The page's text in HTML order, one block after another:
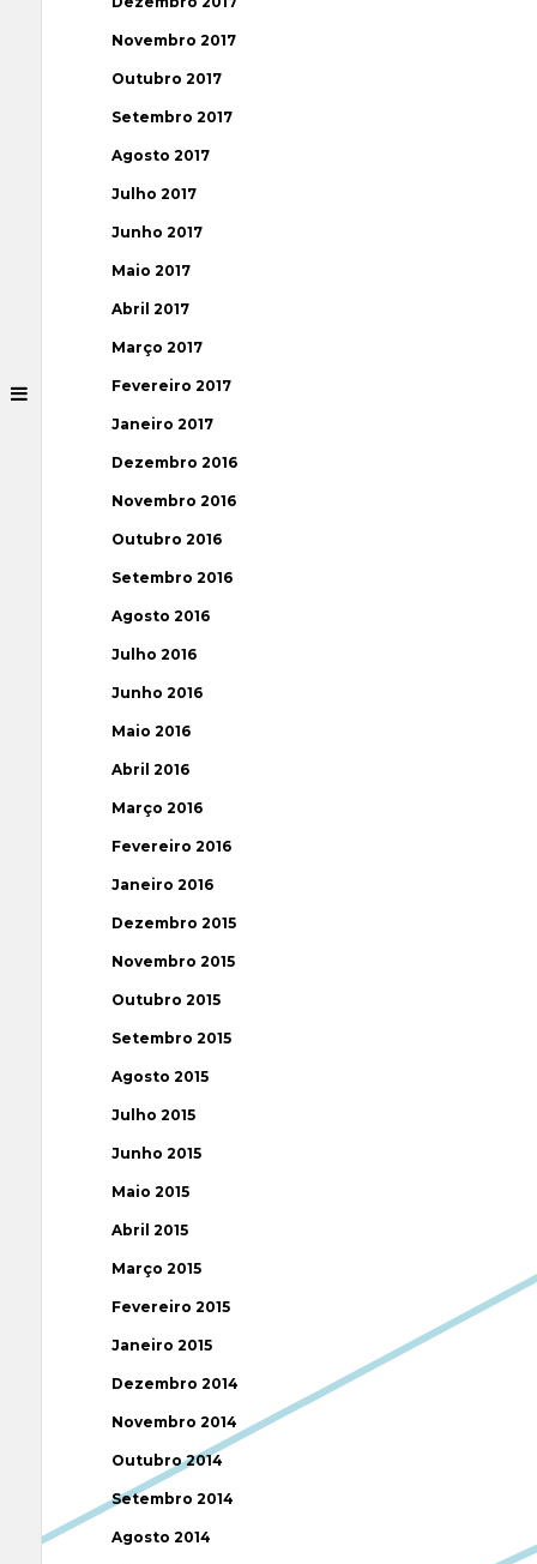
Novembro 2017
Outubro 2017
Setembro 2017
Agosto 2017
Julho 2017
Junho 2017
Maio 2017
Abril 2017
Março 2017
Fevereiro 2017
Janeiro 2017
Dezembro 2016
Novembro 2016
Outubro 2016
Setembro 2016
Agosto 2016
Julho 2016
Junho 2016
Maio 2016
Abril 2016
Março 2016
Fevereiro 2016
Janeiro 2016
Dezembro 2015
Novembro 2015
Outubro 2015
Setembro 2015
Agosto 2015
Julho 2015
Junho 2015
Maio 2015
Abril 2015
Março 2015
Fevereiro 2015
Janeiro 2015
Dezembro 2014
Novembro 2014
Outubro 2014
Setembro 2014
Agosto 2014